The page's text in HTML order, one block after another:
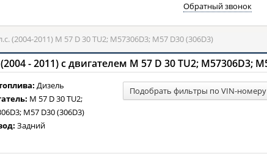
Обратный звонок
(2004-2011) M 57 D 30 TU2; M57306D3; M57 D30 (306D3)
Дизель
M 57 D 30 TU2;
M57 D30 (306D3)
Задний
Подобрать фильтры по VIN-номеру